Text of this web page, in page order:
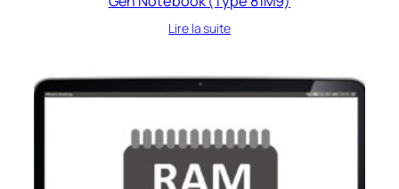
Lire la suite